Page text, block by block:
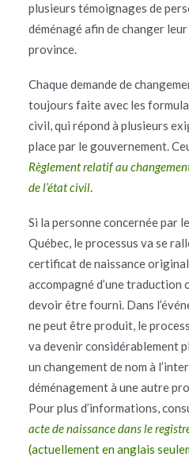
plusieurs témoignages de
déménagé afin de changer
province.
Chaque demande de
toujours faite avec les
civil, qui répond à plusieurs
place par le gouvernement.
Règlement relatif au
de l’état civil.
Si la personne concernée par
Québec, le processus va se
certificat de naissance
accompagné d’une traduction
devoir être fourni. Dans
ne peut être produit, le
va devenir considérablement
un changement de nom à
déménagement à une autre
Pour plus d’informations,
acte de naissance dans le
(actuellement en anglais